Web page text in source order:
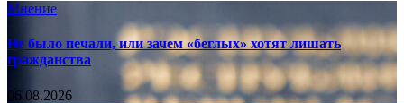
Мнение
Не было печали, или зачем «беглых» хотят лишать
гражданства
06.08.2026